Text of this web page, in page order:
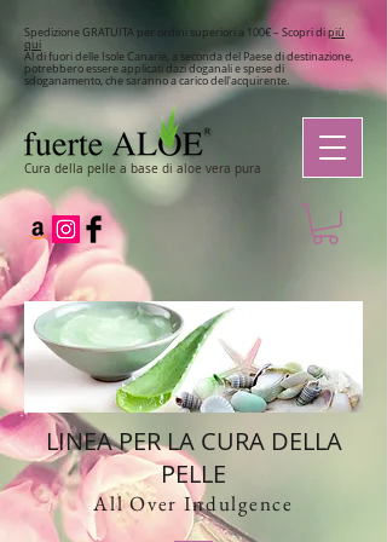
Cura della pelle a base di aloe vera pura
Spedizione GRATUITA per ordini superiori a 100€ – Scopri dipiù
qui
Al di fuori delle Isole Canarie, a seconda del Paese di destinazione,
potrebbero essere applicati dazi doganali e spese di
sdoganamento, che saranno a carico dell'acquirente.
LINEA PER LA CURA DELLA
PELLE
All Over Indulgence